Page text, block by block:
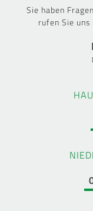
Sie haben
rufen Sie